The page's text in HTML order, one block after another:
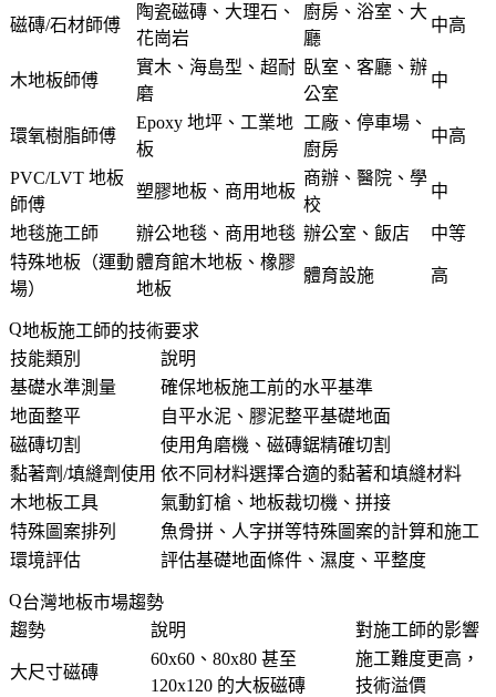
磁磚/石材師傅
陶瓷磁磚、大理石、
花崗岩
廚房、浴室、大
廳
中高
木地板師傅
實木、海島型、超耐
磨
臥室、客廳、辦
公室
中
環氧樹脂師傅
Epoxy 地坪、工業地
板
工廠、停車場、
廚房
中高
PVC/LVT 地板
師傅
塑膠地板、商用地板
商辦、醫院、學
校
中
地毯施工師 辦公地毯、商用地毯 辦公室、飯店
中等
特殊地板（運動
場）
體育館木地板、橡膠
地板
體育設施 高
地板施工師的技術要求
技能類別
說明
基礎水準測量
確保地板施工前的水平基準
地面整平
自平水泥、膠泥整平基礎地面
磁磚切割
使用角磨機、磁磚鋸精確切割
黏著劑/填縫劑使用 依不同材料選擇合適的黏著和填縫材料
木地板工具
氣動釘槍、地板裁切機、拼接
特殊圖案排列
魚骨拼、人字拼等特殊圖案的計算和施工
環境評估
評估基礎地面條件、濕度、平整度
台灣地板市場趨勢
趨勢
說明 對施工師的影響
大尺寸磁磚
60x60、80x80 甚至
120x120 的大板磁磚
施工難度更高，
技術溢價